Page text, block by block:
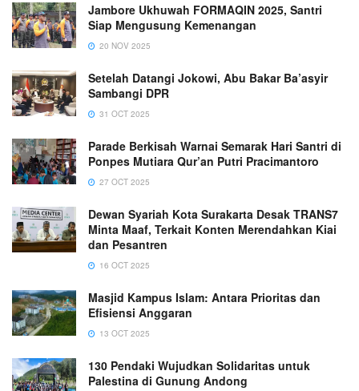
Jambore Ukhuwah FORMAQIN 2025, Santri
Siap Mengusung Kemenangan
20 NOV 2025
Setelah Datangi Jokowi, Abu Bakar Ba’asyir
Sambangi DPR
31 OCT 2025
Parade Berkisah Warnai Semarak Hari Santri di
Ponpes Mutiara Qur’an Putri Pracimantoro
27 OCT 2025
Dewan Syariah Kota Surakarta Desak TRANS7
Minta Maaf, Terkait Konten Merendahkan Kiai
dan Pesantren
16 OCT 2025
Masjid Kampus Islam: Antara Prioritas dan
Efisiensi Anggaran
13 OCT 2025
130 Pendaki Wujudkan Solidaritas untuk
Palestina di Gunung Andong